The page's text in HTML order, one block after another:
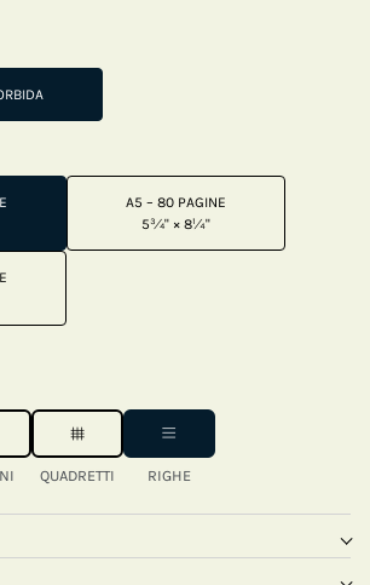
A5 – 80 PAGINE
5¾" × 8¼"
QUADRETTI RIGHE